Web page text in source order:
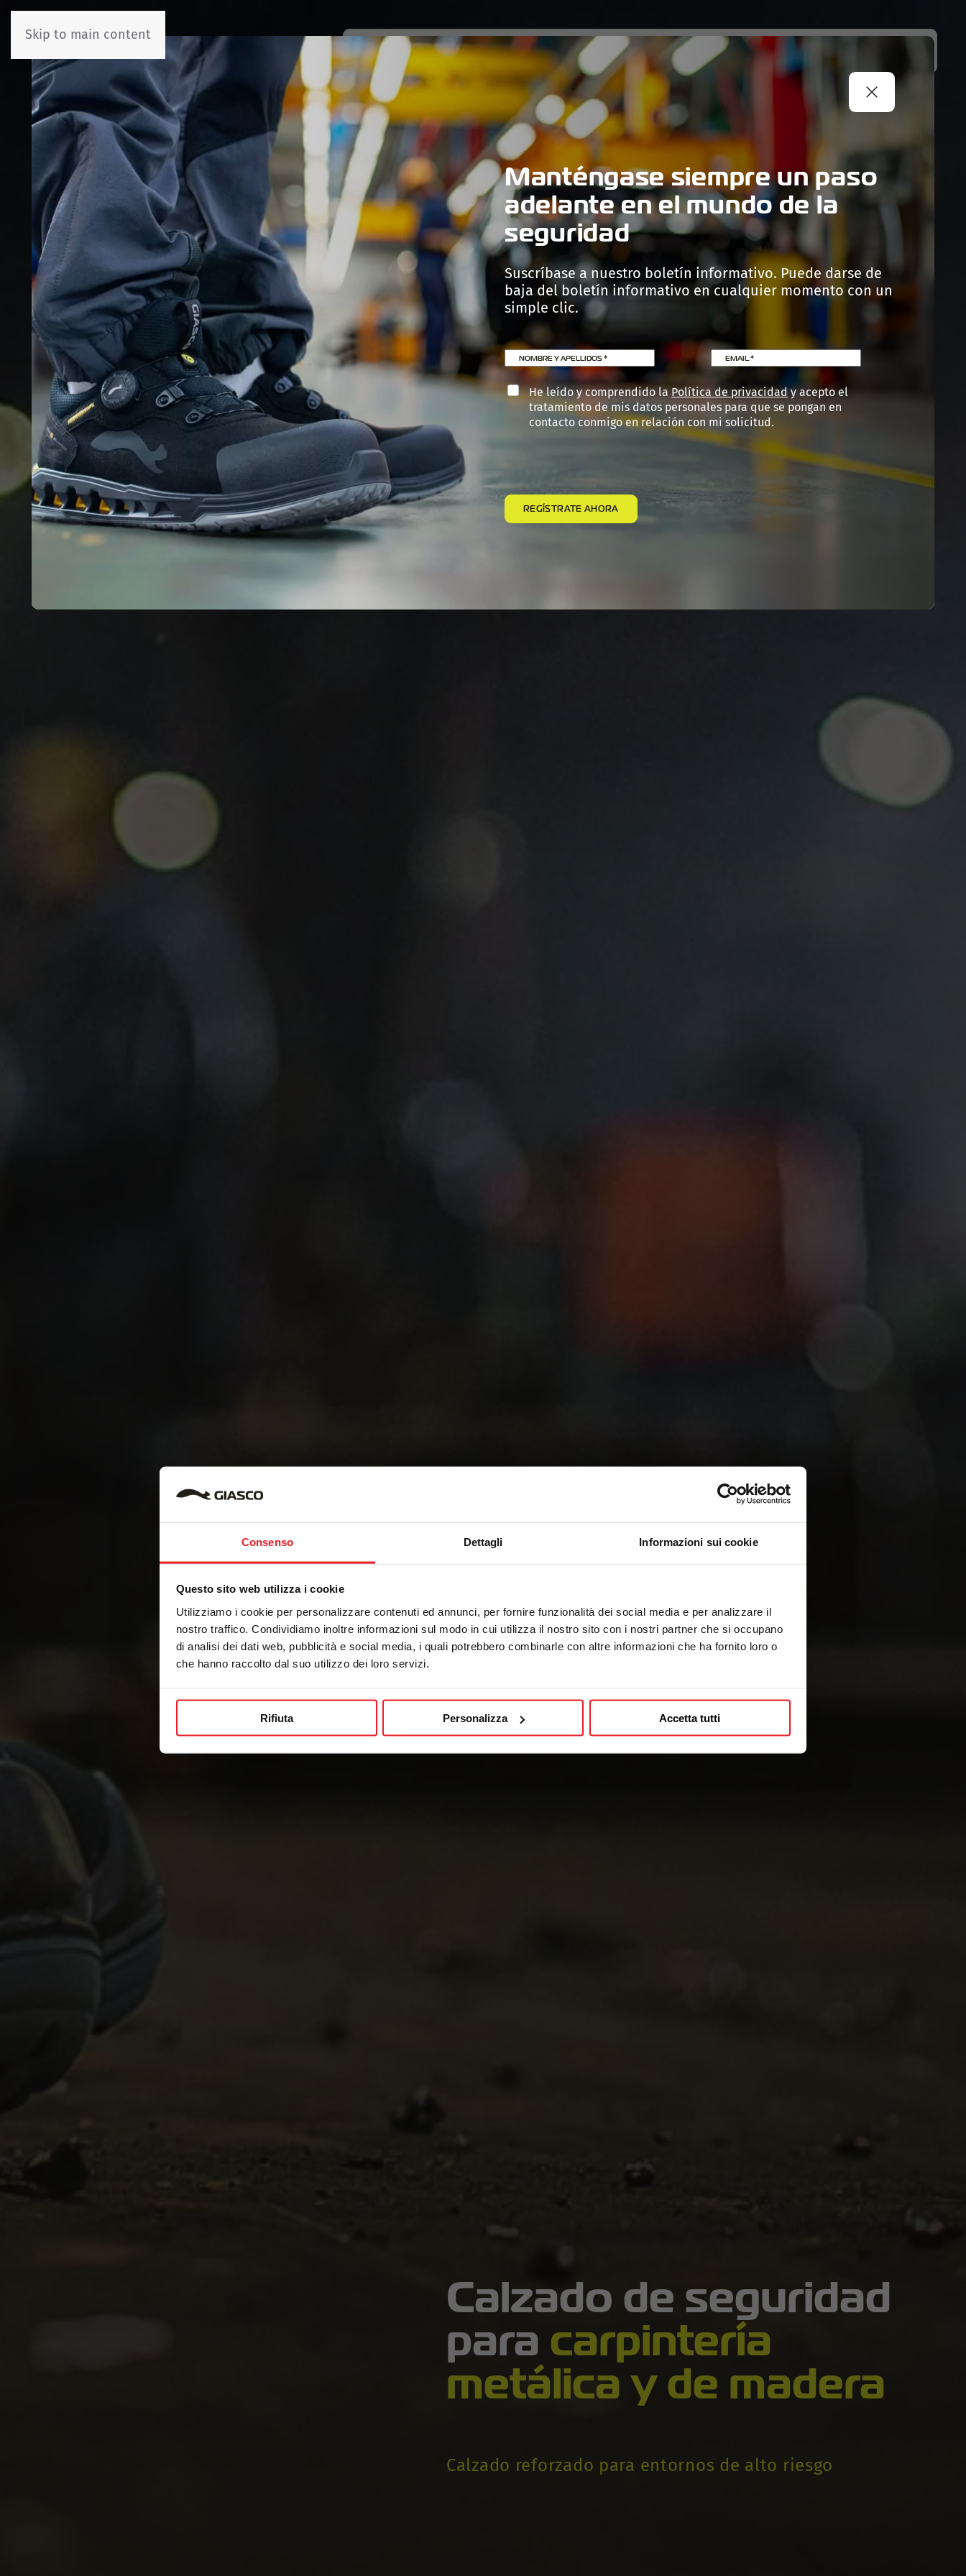
Consenso Dettagli Informazioni sui cookie
Questo sito web utilizza i cookie
Utilizziamo i cookie per personalizzare contenuti ed annunci, per fornire funzionalità dei social media e per analizzare il
nostro traffico. Condividiamo inoltre informazioni sul modo in cui utilizza il nostro sito con i nostri partner che si occupano
di analisi dei dati web, pubblicità e social media, i quali potrebbero combinarle con altre informazioni che ha fornito loro o
che hanno raccolto dal suo utilizzo dei loro servizi.
Rifiuta Personalizza Accetta tutti
Skip to main content
PRODUCTOS TECNOLOGÍAS PRODUCCIÓN EMPRESA NEWS CONTACTOS
Calzado de seguridad
para carpintería
metálica y de madera
Calzado reforzado para entornos de alto riesgo
Manténgase siempre un paso
adelante en el mundo de la
seguridad
Suscríbase a nuestro boletín informativo. Puede darse de
baja del boletín informativo en cualquier momento con un
simple clic.
NOMBRE Y APELLIDOS* EMAIL *
He leído y comprendido laPolítica de privacidady acepto el
tratamiento de mis datos personales para que se pongan en
contacto conmigo en relación con mi solicitud.
REGÍSTRATE AHORA